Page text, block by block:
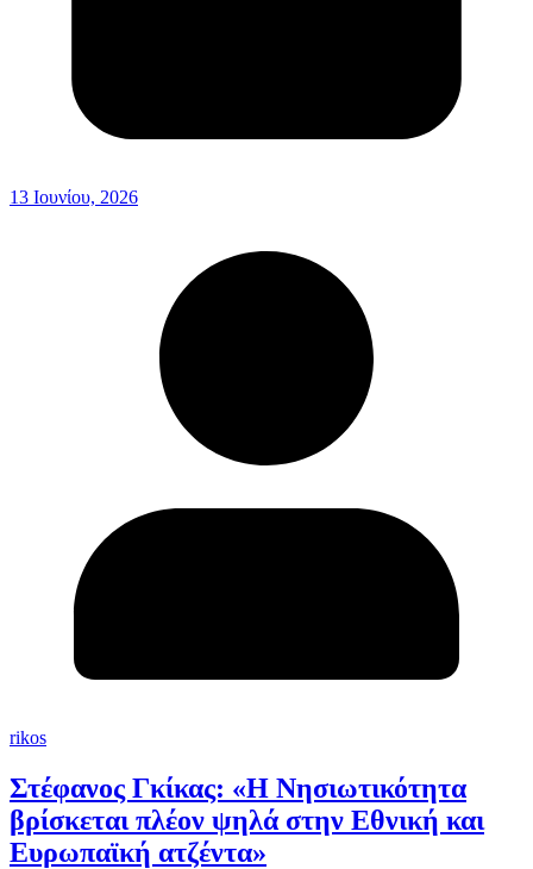
13 Ιουνίου, 2026
rikos
Στέφανος Γκίκας: «Η Νησιωτικότητα
βρίσκεται πλέον ψηλά στην Εθνική και
Ευρωπαϊκή ατζέντα»